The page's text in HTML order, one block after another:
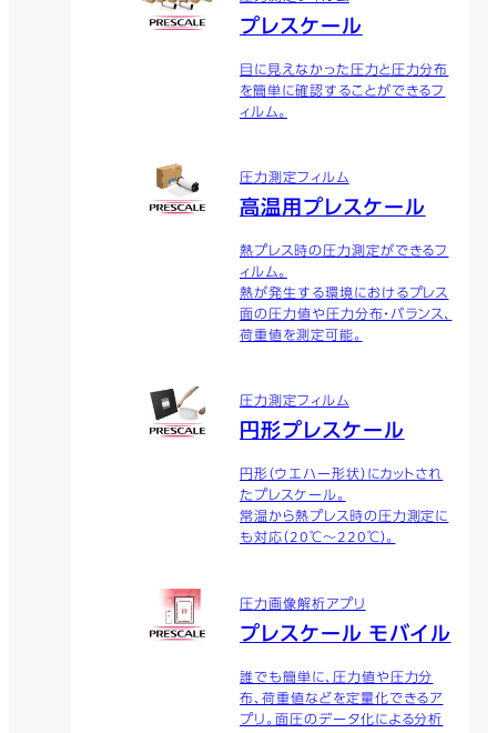
プレスケール
目に見えなかった圧力と圧力分布
を簡単に確認することができるフ
ィルム。
圧力測定フィルム
高温用プレスケール
熱プレス時の圧力測定ができるフ
ィルム。
熱が発生する環境におけるプレス
面の圧力値や圧力分布・バランス、
荷重値を測定可能。
圧力測定フィルム
円形プレスケール
円形（ウエハー形状）にカットされ
たプレスケール。
常温から熱プレス時の圧力測定に
も対応（20℃～220℃）。
圧力画像解析アプリ
プレスケール モバイル
誰でも簡単に、圧力値や圧力分
布、荷重値などを定量化できるア
プリ。面圧のデータ化による分析